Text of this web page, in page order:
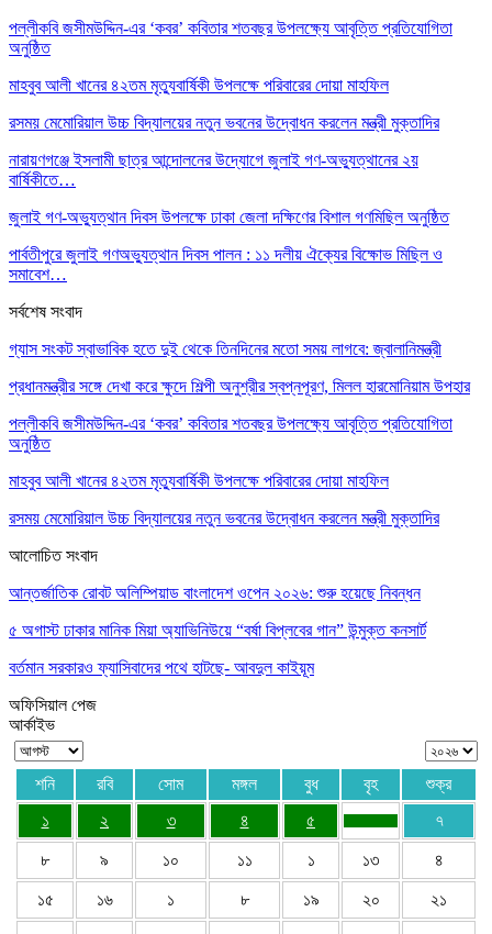
পল্লীকবি জসীমউদ্দিন-এর ‘কবর’ কবিতার শতবছর উপলক্ষ্যে আবৃত্তি প্রতিযোগিতা
অনুষ্ঠিত
মাহবুব আলী খানের ৪২তম মৃত্যুবার্ষিকী উপলক্ষে পরিবারের দোয়া মাহফিল
রসময় মেমোরিয়াল উচ্চ বিদ্যালয়ের নতুন ভবনের উদ্বোধন করলেন মন্ত্রী মুক্তাদির
নারায়ণগঞ্জে ইসলামী ছাত্র আন্দোলনের উদ্যোগে জুলাই গণ-অভ্যুত্থানের ২য়
বার্ষিকীতে…
জুলাই গণ-অভ্যুত্থান দিবস উপলক্ষে ঢাকা জেলা দক্ষিণের বিশাল গণমিছিল অনুষ্ঠিত
পার্বতীপুরে জুলাই গণঅভ্যুত্থান দিবস পালন : ১১ দলীয় ঐক্যের বিক্ষোভ মিছিল ও
সমাবেশ…
সর্বশেষ সংবাদ
গ্যাস সংকট স্বাভাবিক হতে দুই থেকে তিনদিনের মতো সময় লাগবে: জ্বালানিমন্ত্রী
প্রধানমন্ত্রীর সঙ্গে দেখা করে ক্ষুদে শিল্পী অনুশ্রীর স্বপ্নপূরণ, মিলল হারমোনিয়াম উপহার
পল্লীকবি জসীমউদ্দিন-এর ‘কবর’ কবিতার শতবছর উপলক্ষ্যে আবৃত্তি প্রতিযোগিতা
অনুষ্ঠিত
মাহবুব আলী খানের ৪২তম মৃত্যুবার্ষিকী উপলক্ষে পরিবারের দোয়া মাহফিল
রসময় মেমোরিয়াল উচ্চ বিদ্যালয়ের নতুন ভবনের উদ্বোধন করলেন মন্ত্রী মুক্তাদির
আলোচিত সংবাদ
আন্তর্জাতিক রোবট অলিম্পিয়াড বাংলাদেশ ওপেন ২০২৬: শুরু হয়েছে নিবন্ধন
৫ অগাস্ট ঢাকার মানিক মিয়া অ্যাভিনিউয়ে “বর্ষা বিপ্লবের গান” উন্মুক্ত কনসার্ট
বর্তমান সরকারও ফ্যাসিবাদের পথে হাটছে- আবদুল কাইয়ূম
অফিসিয়াল পেজ
আর্কাইভ
শনি রবি সোম মঙ্গল বুধ বৃহ
শুক্র
১
২ ৩ ৪ ৫ ৭
৮ ৯ ১০ ১১ ১ ১৩ ৪
১৫ ১৬ ১ ৮ ১৯ ২০ ২১